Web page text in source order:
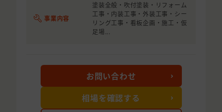
事業内容
塗装全般・吹付塗装・リフォーム
工事・内装工事・外装工事・シー
リング工事・看板企画・施工・仮
足場...
お問い合わせ
相場を確認する